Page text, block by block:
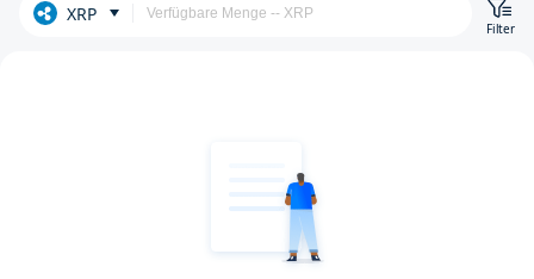
XRP
Filter